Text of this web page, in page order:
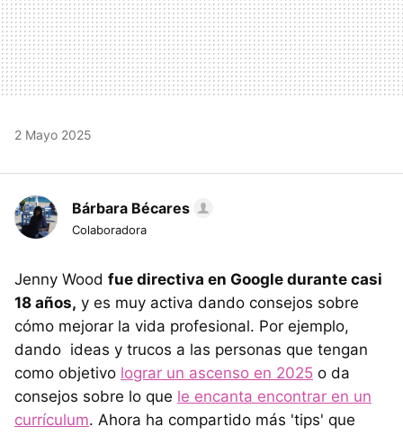
2 Mayo 2025
Bárbara Bécares
Colaboradora
Jenny Wood fue directiva en Google durante casi
18 años, y es muy activa dando consejos sobre
cómo mejorar la vida profesional. Por ejemplo,
dando ideas y trucos a las personas que tengan
como objetivo lograr un ascenso en 2025 o da
consejos sobre lo que le encanta encontrar en un
currículum. Ahora ha compartido más 'tips' que